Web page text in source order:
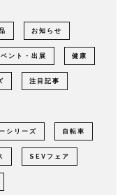
お知らせ
ント・出展 健康
注目記事
シリーズ 自転車
SEVフェア